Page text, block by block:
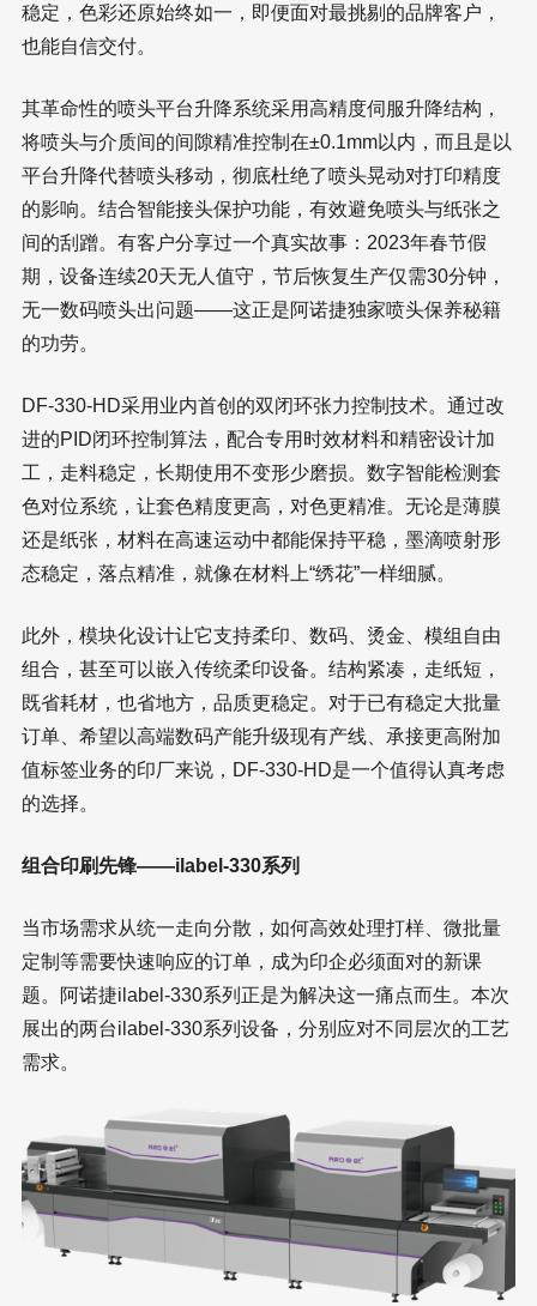
稳定，色彩还原始终如一，即便面对最挑剔的品牌客户，
也能自信交付。
其革命性的喷头平台升降系统采用高精度伺服升降结构，
将喷头与介质间的间隙精准控制在±0.1mm以内，而且是以
平台升降代替喷头移动，彻底杜绝了喷头晃动对打印精度
的影响。结合智能接头保护功能，有效避免喷头与纸张之
间的刮蹭。有客户分享过一个真实故事：2023年春节假
期，设备连续20天无人值守，节后恢复生产仅需30分钟，
无一数码喷头出问题——这正是阿诺捷独家喷头保养秘籍
的功劳。
DF-330-HD采用业内首创的双闭环张力控制技术。通过改
进的PID闭环控制算法，配合专用时效材料和精密设计加
工，走料稳定，长期使用不变形少磨损。数字智能检测套
色对位系统，让套色精度更高，对色更精准。无论是薄膜
还是纸张，材料在高速运动中都能保持平稳，墨滴喷射形
态稳定，落点精准，就像在材料上“绣花”一样细腻。
此外，模块化设计让它支持柔印、数码、烫金、模组自由
组合，甚至可以嵌入传统柔印设备。结构紧凑，走纸短，
既省耗材，也省地方，品质更稳定。对于已有稳定大批量
订单、希望以高端数码产能升级现有产线、承接更高附加
值标签业务的印厂来说，DF-330-HD是一个值得认真考虑
的选择。
组合印刷先锋——ilabel-330系列
当市场需求从统一走向分散，如何高效处理打样、微批量
定制等需要快速响应的订单，成为印企必须面对的新课
题。阿诺捷ilabel-330系列正是为解决这一痛点而生。本次
展出的两台ilabel-330系列设备，分别应对不同层次的工艺
需求。